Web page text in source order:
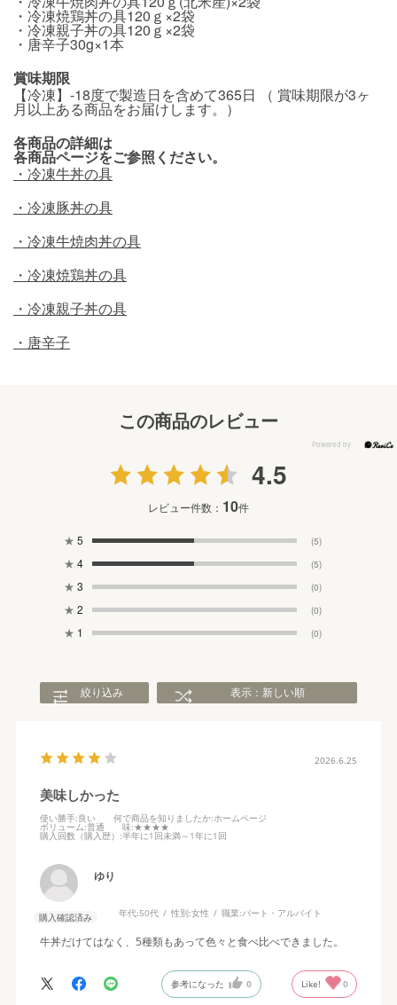
・冷凍焼鶏丼の具120ｇ×2袋
・冷凍親子丼の具120ｇ×2袋
・唐辛子30g×1本
賞味期限
【冷凍】-18度で製造日を含めて365日 （ 賞味期限が3ヶ
月以上ある商品をお届けします。）
各商品の詳細は
各商品ページをご参照ください。
・冷凍牛丼の具
・冷凍豚丼の具
・冷凍牛焼肉丼の具
・冷凍焼鶏丼の具
・冷凍親子丼の具
・唐辛子
この商品のレビュー
4.5
レビュー件数： 10件
★ 5 (5)
★ 4 (5)
★ 3 (0)
★ 2 (0)
★ 1 (0)
絞り込み 表示：新しい順
2026.6.25
美味しかった
使い勝手:良い 何で商品を知りましたか:ホームページ
ボリューム:普通 味:★★★★
購入回数（購入歴） :半年に1回未満～1年に1回
ゆり
購入確認済み 年代:50代 性別:女性 職業:パート・アルバイト
牛丼だけてはなく、5種類もあって色々と食べ比べできました。
参考になった 0 Like! 0